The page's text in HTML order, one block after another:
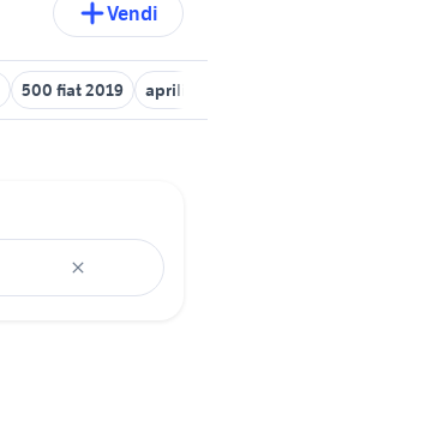
Vendi
500 fiat 2019 aprilia atlantic 500